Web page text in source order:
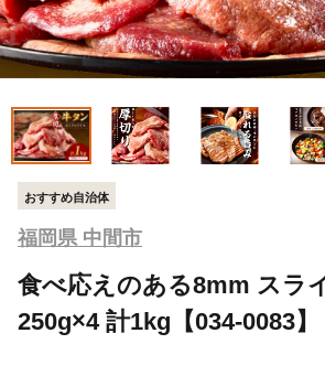
おすすめ自治体
福岡県 中間市
食べ応えのある8mm スラ
250g×4 計1kg【034-0083】